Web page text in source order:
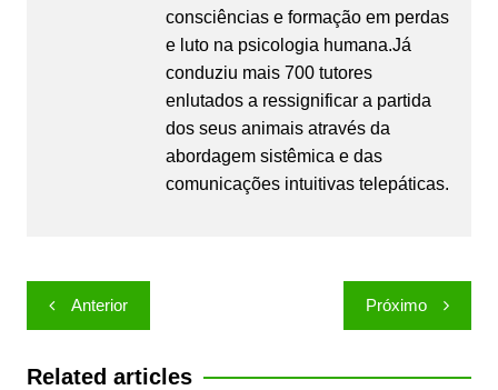
consciências e formação em perdas
e luto na psicologia humana.Já
conduziu mais 700 tutores
enlutados a ressignificar a partida
dos seus animais através da
abordagem sistêmica e das
comunicações intuitivas telepáticas.
Navegação
de
Post
Anterior Próximo
Related articles